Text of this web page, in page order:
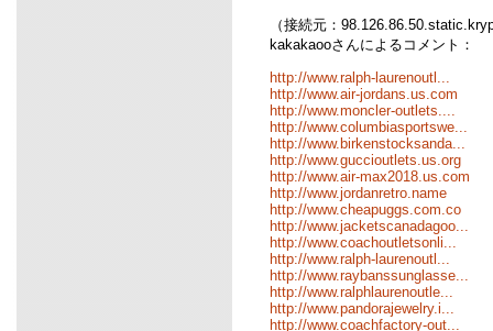
（接続元：
kakakaooさんによるコメント：
http://www.ralph-laurenoutl...
http://www.air-jordans.us.com
http://www.moncler-outlets....
http://www.columbiasportswe...
http://www.birkenstocksanda...
http://www.guccioutlets.us.org
http://www.air-max2018.us.com
http://www.jordanretro.name
http://www.cheapuggs.com.co
http://www.jacketscanadagoo...
http://www.coachoutletsonli...
http://www.ralph-laurenoutl...
http://www.raybanssunglasse...
http://www.ralphlaurenoutle...
http://www.pandorajewelry.i...
http://www.coachfactory-out...